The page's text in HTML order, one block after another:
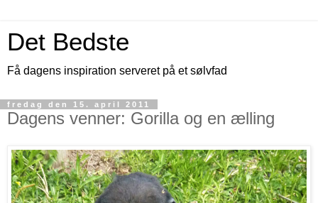
Det Bedste
Få dagens inspiration serveret på et sølvfad
fredag den 15. april 2011
Dagens venner: Gorilla og en ælling